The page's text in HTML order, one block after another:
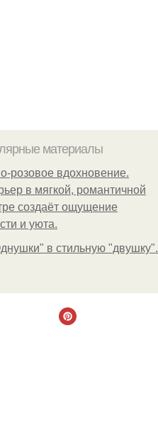
материалы
розовое вдохновение.
в мягкой, романтичной
создаёт ощущение
и уюта.
в стильную "двушку".